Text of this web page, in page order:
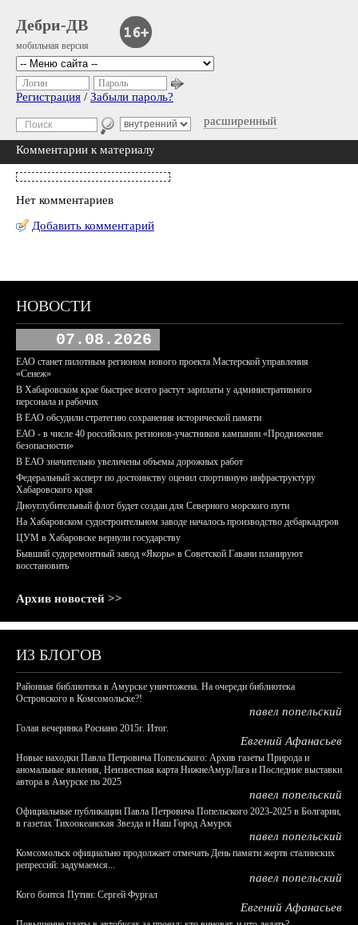
Дебри-ДВ
мобильная версия
расширенный
Логин Пароль
Регистрация / Забыли пароль?
Комментарии к материалу
Нет комментариев
Добавить комментарий
НОВОСТИ
07.08.2026
ЕАО станет пилотным регионом нового проекта Мастерской управления
«Сенеж»
В Хабаровском крае быстрее всего растут зарплаты у административного
персонала и рабочих
В ЕАО обсудили стратегию сохранения исторической памяти
ЕАО - в числе 40 российских регионов-участников кампании «Продвижение
безопасности»
В ЕАО значительно увеличены объемы дорожных работ
Федеральный эксперт по достоинству оценил спортивную инфраструктуру
Хабаровского края
Дноуглубительный флот будет создан для Северного морского пути
На Хабаровском судостроительном заводе началось производство дебаркадеров
ЦУМ в Хабаровске вернули государству
Бывший судоремонтный завод «Якорь» в Советской Гавани планируют
восстановить
Архив новостей >>
ИЗ БЛОГОВ
Районная библиотека в Амурске уничтожена. На очереди библиотека
Островского в Комсомольске?!
павел попельский
Голая вечеринка Роснано 2015г. Итог.
Евгений Афанасьев
Новые находки Павла Петровича Попельского: Архив газеты Природа и
аномальные явления, Неизвестная карта НижнеАмурЛага и Последние выставки
автора в Амурске по 2025
павел попельский
Официальные публикации Павла Петровича Попельского 2023-2025 в Болгарии,
в газетах Тихоокеанская Звезда и Наш Город Амурск
павел попельский
Комсомольск официально продолжает отмечать День памяти жертв сталинских
репрессий: задумаемся...
павел попельский
Кого боится Путин: Сергей Фургал
Евгений Афанасьев